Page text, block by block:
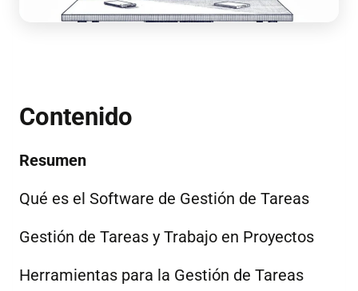
Con­te­ni­do
Re­su­men
Qué es el Soft­ware de Ges­tión de Ta­reas
Ges­tión de Ta­reas y Tra­ba­jo en Pro­yec­tos
He­rra­mien­tas pa­ra la Ges­tión de Ta­reas